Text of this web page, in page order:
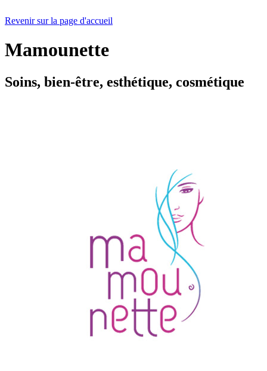
Revenir sur la page d'accueil
Mamounette
Soins, bien-être, esthétique, cosmétique